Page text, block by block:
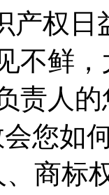
产权日
不鲜
责人
您如
商标